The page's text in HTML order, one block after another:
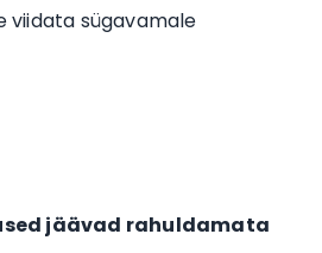
viidata sügavamale
jäävad rahuldamata